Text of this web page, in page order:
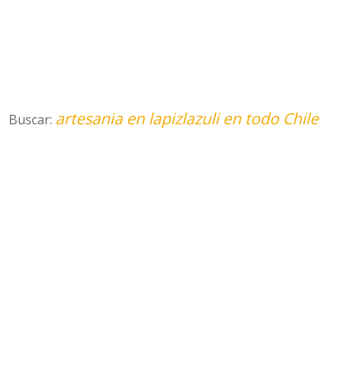
Buscar: artesania en lapizlazuli en todo Chile